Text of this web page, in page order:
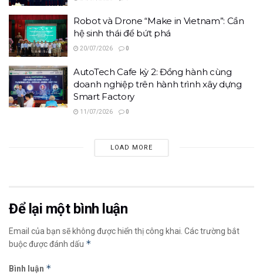
Robot và Drone “Make in Vietnam”: Cần
hệ sinh thái để bứt phá
20/07/2026 0
AutoTech Cafe kỳ 2: Đồng hành cùng
doanh nghiệp trên hành trình xây dựng
Smart Factory
11/07/2026 0
LOAD MORE
Để lại một bình luận
Email của bạn sẽ không được hiển thị công khai. Các trường bắt
buộc được đánh dấu *
Bình luận *